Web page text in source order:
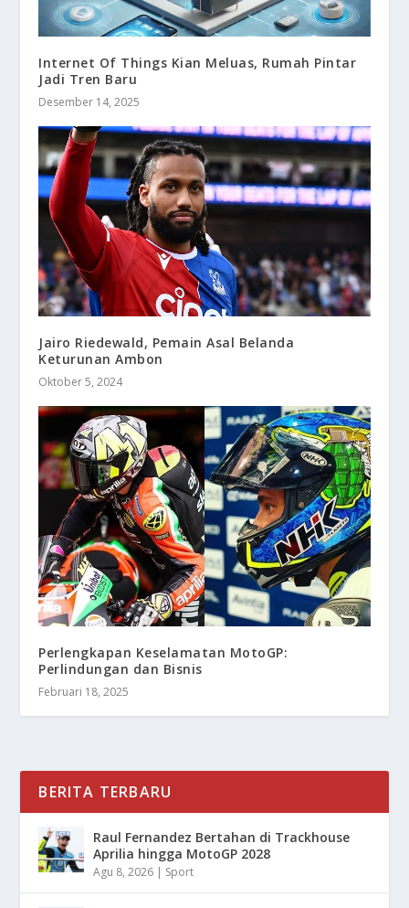
Internet Of Things Kian Meluas, Rumah Pintar
Jadi Tren Baru
Desember 14, 2025
Jairo Riedewald, Pemain Asal Belanda
Keturunan Ambon
Oktober 5, 2024
Perlengkapan Keselamatan MotoGP:
Perlindungan dan Bisnis
Februari 18, 2025
BERITA TERBARU
Raul Fernandez Bertahan di Trackhouse
Aprilia hingga MotoGP 2028
Agu 8, 2026 | Sport